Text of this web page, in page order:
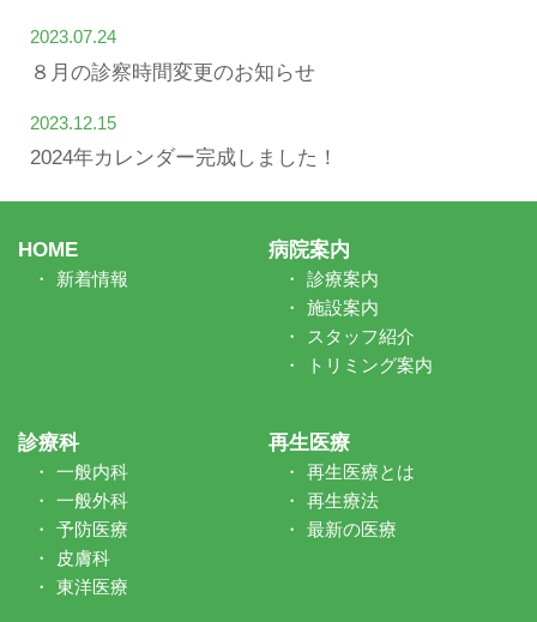
2023.07.24
８月の診察時間変更のお知らせ
2023.12.15
2024年カレンダー完成しました！
HOME
新着情報
病院案内
診療案内
施設案内
スタッフ紹介
トリミング案内
診療科
一般内科
一般外科
予防医療
皮膚科
東洋医療
再生医療
再生医療とは
再生療法
最新の医療